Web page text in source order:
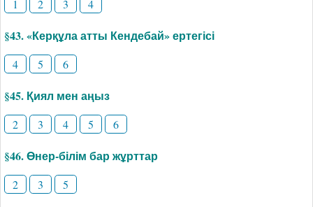
1 2 3 4
§43. «Керқұла атты Кендебай» ертегісі
4 5 6
§45. Қиял мен аңыз
2 3 4 5 6
§46. Өнер-білім бар жұрттар
2 3 5